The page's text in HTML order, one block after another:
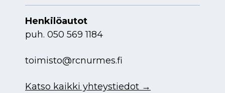
Henkilöautot
puh. 050 569 1184
toimisto@rcnurmes.fi
Katso kaikki yhteystiedot →